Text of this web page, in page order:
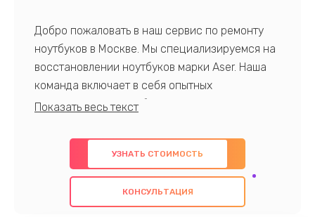
Добро пожаловать в наш сервис по ремонту
ноутбуков в Москве. Мы специализируемся на
восстановлении ноутбуков марки Aser. Наша
команда включает в себя опытных
профессионалов с обширными знаниями и
предлагаем быстрый и качественный ремонт с
использованием оригинальных компонентов, а
также гарантируем качество всех
проведенных работ. Наша цель - предоставить
УЗНАТЬ СТОИМОСТЬ
КОНСУЛЬТАЦИЯ